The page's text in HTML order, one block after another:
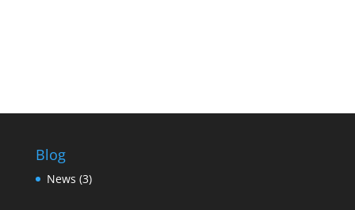
Blog
News (3)